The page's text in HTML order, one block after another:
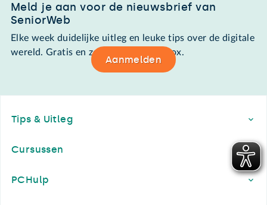
Meld je aan voor de nieuwsbrief van
SeniorWeb
Elke week duidelijke uitleg en leuke tips over de digitale
wereld. Gratis en zomaar in de mailbox.
Aanmelden
Tips & Uitleg
Cursussen
PCHulp